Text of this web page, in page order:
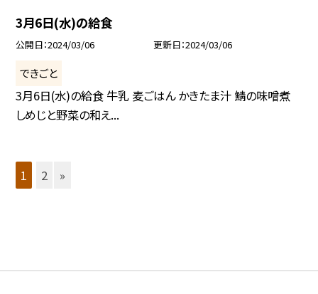
3月6日(水)の給食
公開日 2024/03/06 更新日 2024/03/06
できごと
3月6日(水)の給食 牛乳 麦ごはん かきたま汁 鯖の味噌煮
しめじと野菜の和え...
1 2 »